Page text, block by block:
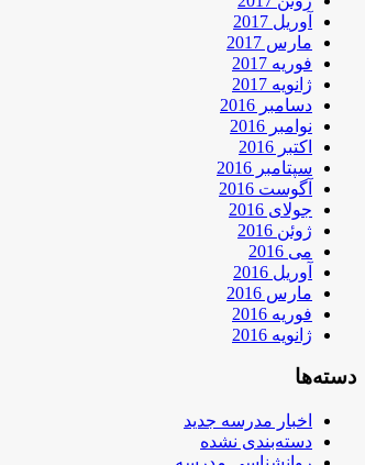
آوریل 2017
مارس 2017
فوریه 2017
ژانویه 2017
دسامبر 2016
نوامبر 2016
اکتبر 2016
سپتامبر 2016
آگوست 2016
جولای 2016
ژوئن 2016
می 2016
آوریل 2016
مارس 2016
فوریه 2016
ژانویه 2016
دسته‌ها
اخبار مدرسه جدید
دسته‌بندی نشده